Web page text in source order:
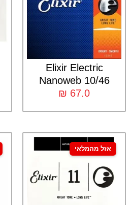
Elixir Electric
Nanoweb 10/46
₪ 67.0
אזל מהמלאי